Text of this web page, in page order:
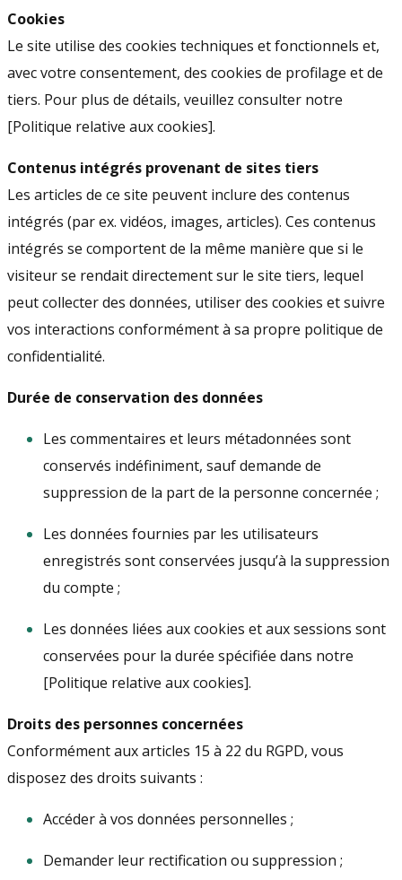
Cookies
Le site utilise des cookies techniques et fonctionnels et,
avec votre consentement, des cookies de profilage et de
tiers. Pour plus de détails, veuillez consulter notre
[Politique relative aux cookies].
Contenus intégrés provenant de sites tiers
Les articles de ce site peuvent inclure des contenus
intégrés (par ex. vidéos, images, articles). Ces contenus
intégrés se comportent de la même manière que si le
visiteur se rendait directement sur le site tiers, lequel
peut collecter des données, utiliser des cookies et suivre
vos interactions conformément à sa propre politique de
confidentialité.
Durée de conservation des données
Les commentaires et leurs métadonnées sont
conservés indéfiniment, sauf demande de
suppression de la part de la personne concernée ;
Les données fournies par les utilisateurs
enregistrés sont conservées jusqu’à la suppression
du compte ;
Les données liées aux cookies et aux sessions sont
conservées pour la durée spécifiée dans notre
[Politique relative aux cookies].
Droits des personnes concernées
Conformément aux articles 15 à 22 du RGPD, vous
disposez des droits suivants :
Accéder à vos données personnelles ;
Demander leur rectification ou suppression ;